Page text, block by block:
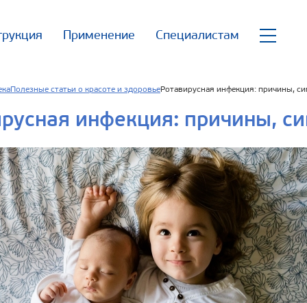
Применение Специалистам
Полезные статьи о красоте и здоровьеРотавирусная инфекция: причины,
инфекция: причины,